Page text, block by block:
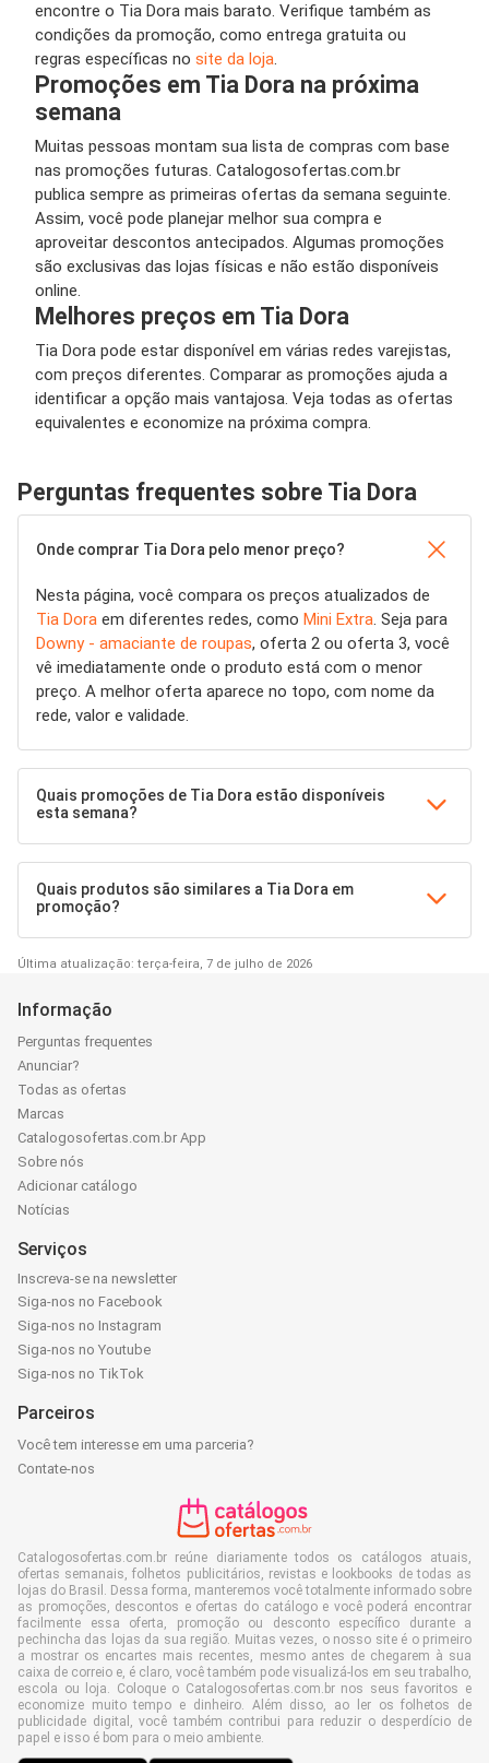
encontre o Tia Dora mais barato. Verifique também as
condições da promoção, como entrega gratuita ou
regras específicas no site da loja.
Promoções em Tia Dora na próxima
semana
Muitas pessoas montam sua lista de compras com base
nas promoções futuras. Catalogosofertas.com.br
publica sempre as primeiras ofertas da semana seguinte.
Assim, você pode planejar melhor sua compra e
aproveitar descontos antecipados. Algumas promoções
são exclusivas das lojas físicas e não estão disponíveis
online.
Melhores preços em Tia Dora
Tia Dora pode estar disponível em várias redes varejistas,
com preços diferentes. Comparar as promoções ajuda a
identificar a opção mais vantajosa. Veja todas as ofertas
equivalentes e economize na próxima compra.
Perguntas frequentes sobre Tia Dora
Onde comprar Tia Dora pelo menor preço?
Nesta página, você compara os preços atualizados de
Tia Dora em diferentes redes, como Mini Extra. Seja para
Downy - amaciante de roupas, oferta 2 ou oferta 3, você
vê imediatamente onde o produto está com o menor
preço. A melhor oferta aparece no topo, com nome da
rede, valor e validade.
Quais promoções de Tia Dora estão disponíveis
esta semana?
Quais produtos são similares a Tia Dora em
promoção?
Última atualização: terça-feira, 7 de julho de 2026
Informação
Perguntas frequentes
Anunciar?
Todas as ofertas
Marcas
Catalogosofertas.com.br App
Sobre nós
Adicionar catálogo
Notícias
Serviços
Inscreva-se na newsletter
Siga-nos no Facebook
Siga-nos no Instagram
Siga-nos no Youtube
Siga-nos no TikTok
Parceiros
Você tem interesse em uma parceria?
Contate-nos
Catalogosofertas.com.br reúne diariamente todos os catálogos atuais,
ofertas semanais, folhetos publicitários, revistas e lookbooks de todas as
lojas do Brasil. Dessa forma, manteremos você totalmente informado sobre
as promoções, descontos e ofertas do catálogo e você poderá encontrar
facilmente essa oferta, promoção ou desconto específico durante a
pechincha das lojas da sua região. Muitas vezes, o nosso site é o primeiro
a mostrar os encartes mais recentes, mesmo antes de chegarem à sua
caixa de correio e, é claro, você também pode visualizá-los em seu trabalho,
escola ou loja. Coloque o Catalogosofertas.com.br nos seus favoritos e
economize muito tempo e dinheiro. Além disso, ao ler os folhetos de
publicidade digital, você também contribui para reduzir o desperdício de
papel e isso é bom para o meio ambiente.